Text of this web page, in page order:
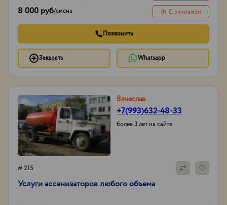
8 000 руб/смена С экипажем
Позвонить
Заказать Whatsapp
Вячеслав
+7(993)632-48-33
более 3 лет на сайте
# 215
Услуги ассенизаторов любого объема